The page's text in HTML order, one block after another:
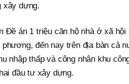
xây dựng.
Đề án 1 triệu căn hộ nhà ở xã
đến nay trên địa bàn cả
nhập thấp và công nhân khu
đầu tư xây dựng.